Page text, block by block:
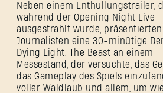
Neben einem Enthüllungstrailer,
während der Opening Night Live
ausgestrahlt wurde,
Journalisten eine 30-minütige
Dying Light: The Beast an einem
Messestand, der versuchte, das
das Gameplay des Spiels
voller Waldlaub und allem, um